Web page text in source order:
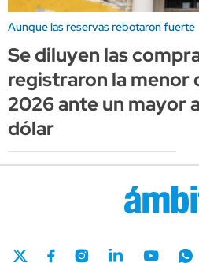
Aunque las reservas rebotaron fuerte
Se diluyen las
registraron la menor
2026 ante un mayor
dólar